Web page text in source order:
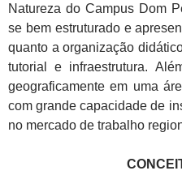
Natureza do Campus Dom
se bem estruturado e
quanto a organização
tutorial e infraestrutura.
geograficamente em uma
com grande capacidade de
no mercado de trabalho